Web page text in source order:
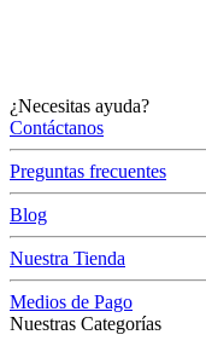
¿Necesitas ayuda?
Contáctanos
Preguntas frecuentes
Blog
Nuestra Tienda
Medios de Pago
Nuestras Categorías